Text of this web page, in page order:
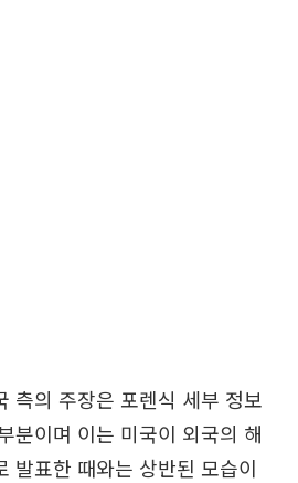
측의 주장은 포렌식 세부 정보
분이며 이는 미국이 외국의 해
발표한 때와는 상반된 모습이